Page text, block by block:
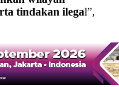
tindakan ilegal”,